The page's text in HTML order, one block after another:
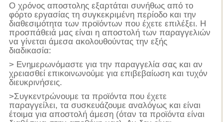
Ο χρόνος αποστολης εξαρτάται συνήθως από το
φόρτο εργασίας τη συγκεκριμένη περίοδο και την
διαθεσιμότητα των προϊόντων που έχετε επιλέξει. Η
προσπάθειά μας είναι η αποστολή των παραγγελιών
να γίνεται άμεσα ακολουθούντας την εξής
διαδικασία:
> Ενημερωνόμαστε για την παραγγελία σας και αν
χρειασθεί επικοινωνούμε για επιβεβαίωση και τυχόν
διευκρινήσεις.
>Συγκεντρώνουμε τα προϊόντα που έχετε
παραγγείλει, τα συσκευάζουμε αναλόγως και είναι
έτοιμα για αποστολή άμεση (όταν τα προϊόντα είναι